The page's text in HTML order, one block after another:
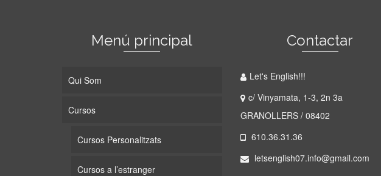
Menú principal
Qui Som
Cursos
Cursos Personalitzats
Cursos a l’estranger
Contactar
Let's English!!!
c/ Vinyamata, 1-3, 2n 3a
GRANOLLERS / 08402
610.36.31.36
letsenglish07.info@gmail.com